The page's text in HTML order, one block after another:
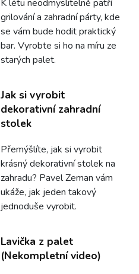
K létu neodmyslitelně patří
grilování a zahradní párty, kde
se vám bude hodit praktický
bar. Vyrobte si ho na míru ze
starých palet.
Jak si vyrobit
dekorativní zahradní
stolek
Přemýšlíte, jak si vyrobit
krásný dekorativní stolek na
zahradu? Pavel Zeman vám
ukáže, jak jeden takový
jednoduše vyrobit.
Lavička z palet
(Nekompletní video)